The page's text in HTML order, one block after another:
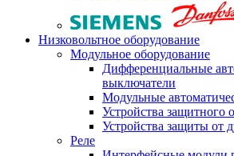
Низковольтное оборудование
Модульное оборудование
Дифференциальные
выключатели
Модульные
Устройства
Устройства защиты от
Реле